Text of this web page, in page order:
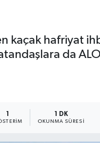
kaçak hafriyat
da
1 1 DK
OKUNMA SÜRESI